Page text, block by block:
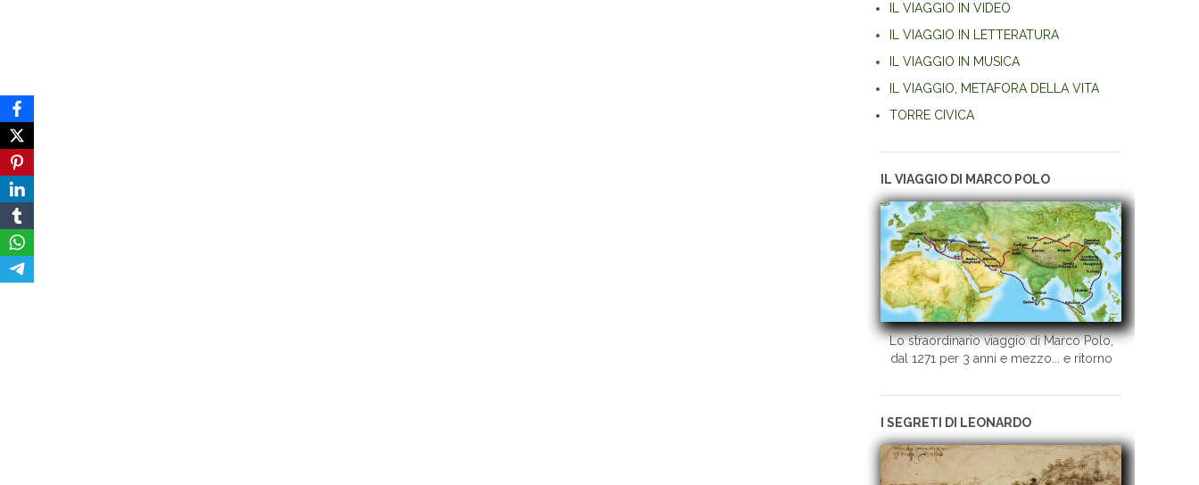
IL VIAGGIO IN VIDEO
IL VIAGGIO IN LETTERATURA
IL VIAGGIO IN MUSICA
IL VIAGGIO, METAFORA DELLA VITA
TORRE CIVICA
IL VIAGGIO DI MARCO POLO
Lo straordinario viaggio di Marco Polo,
dal 1271 per 3 anni e mezzo... e ritorno
I SEGRETI DI LEONARDO